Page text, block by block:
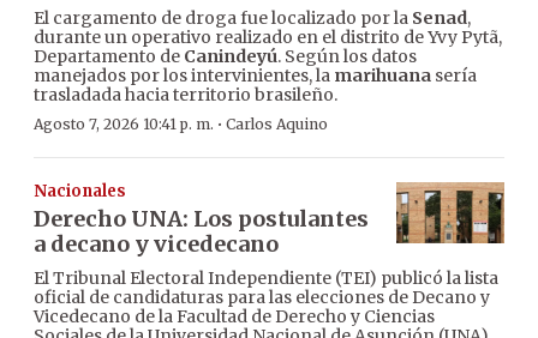
El cargamento de droga fue localizado por la Senad,
durante un operativo realizado en el distrito de Yvy Pytã,
Departamento de Canindeyú. Según los datos
manejados por los intervinientes, la marihuana sería
trasladada hacia territorio brasileño.
Agosto 7, 2026 10:41 p. m. · Carlos Aquino
Nacionales
Derecho UNA: Los postulantes
a decano y vicedecano
El Tribunal Electoral Independiente (TEI) publicó la lista
oficial de candidaturas para las elecciones de Decano y
Vicedecano de la Facultad de Derecho y Ciencias